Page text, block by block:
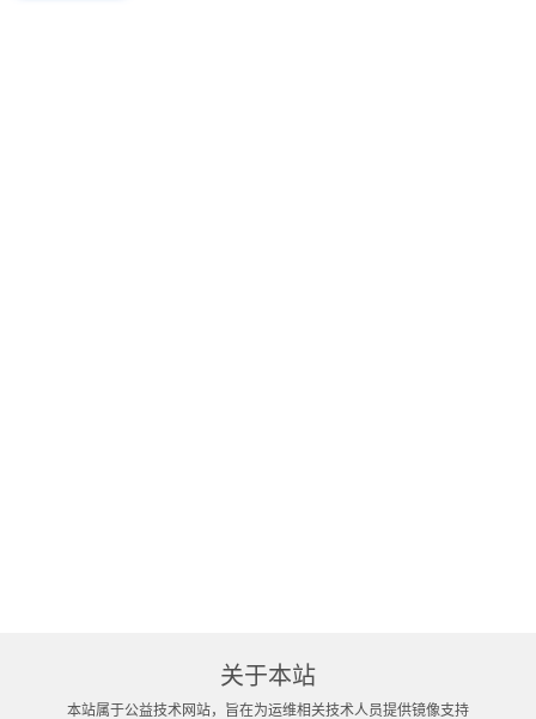
关于本站
本站属于公益技术网站，旨在为运维相关技术人员提供镜像支持